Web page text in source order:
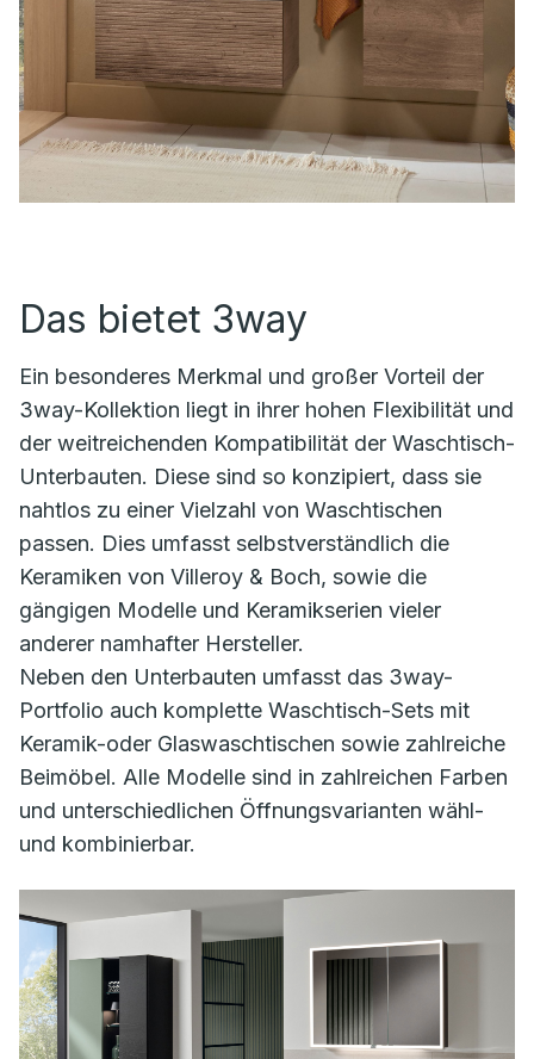
Das bietet 3way
Ein besonderes Merkmal und großer Vorteil der
3way-Kollektion liegt in ihrer hohen Flexibilität und
der weitreichenden Kompatibilität der Waschtisch-
Unterbauten. Diese sind so konzipiert, dass sie
nahtlos zu einer Vielzahl von Waschtischen
passen. Dies umfasst selbstverständlich die
Keramiken von Villeroy & Boch, sowie die
gängigen Modelle und Keramikserien vieler
anderer namhafter Hersteller.
Neben den Unterbauten umfasst das 3way-
Portfolio auch komplette Waschtisch-Sets mit
Keramik-oder Glaswaschtischen sowie zahlreiche
Beimöbel. Alle Modelle sind in zahlreichen Farben
und unterschiedlichen Öffnungsvarianten wähl-
und kombinierbar.